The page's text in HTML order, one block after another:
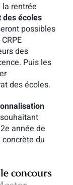
rentrée
écoles
possibles
des
Puis les
des écoles.
année de
du
concours